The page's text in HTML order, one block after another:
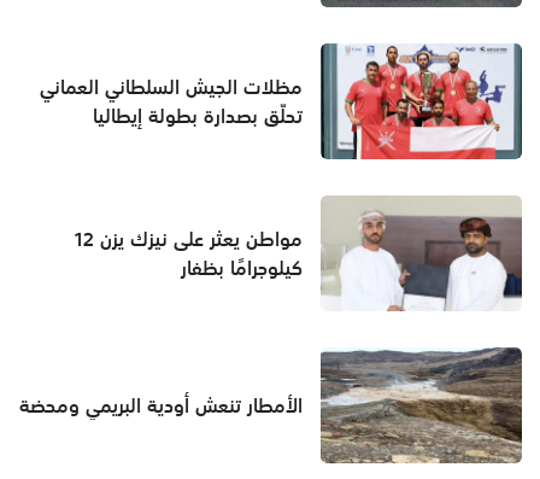
مظلات الجيش السلطاني العماني
تحلّق بصدارة بطولة إيطاليا
مواطن يعثر على نيزك يزن 12
كيلوجرامًا بظفار
الأمطار تنعش أودية البريمي ومحضة